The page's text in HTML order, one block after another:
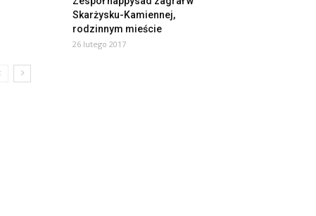
Skarżysku-Kamiennej,
rodzinnym mieście
26 lutego 2017